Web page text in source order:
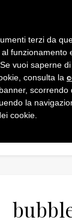
terzi da
funzionamento
vuoi saperne
consulta la
la
cookie.